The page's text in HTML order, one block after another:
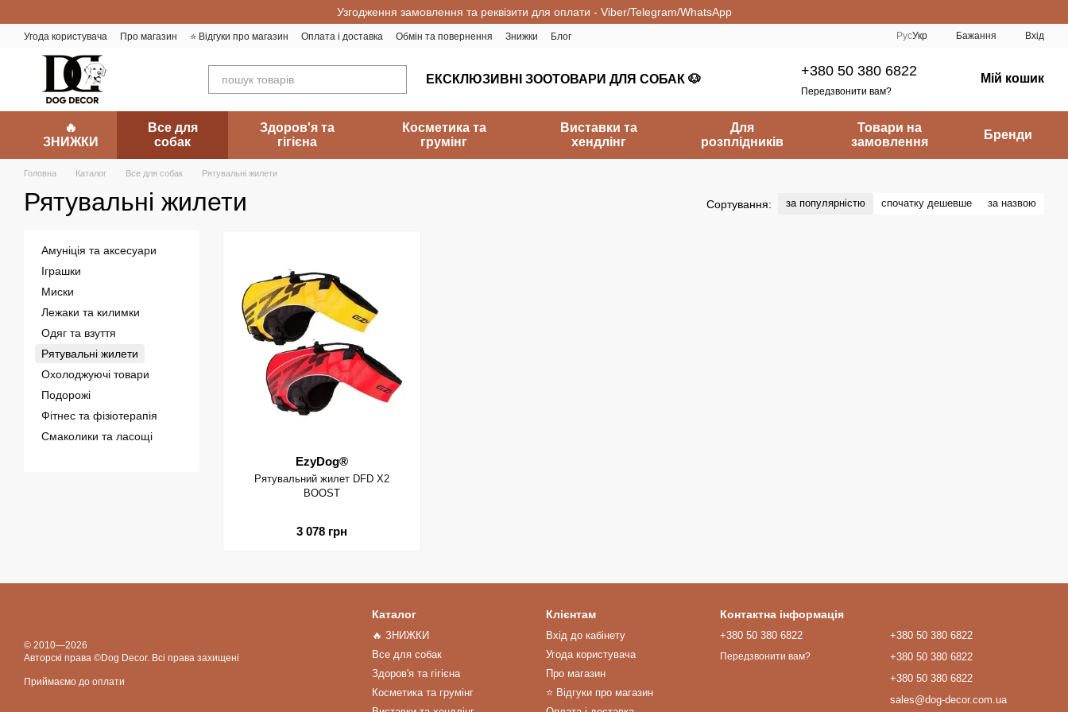
Узгодження замовлення та реквізити для оплати - Viber/Telegram/WhatsApp
Угода користувача Про магазин ⭐️ Відгуки про магазин Оплата і доставка Обмін та повернення Знижки Блог РусУкр Бажання Вхід
ЕКСКЛЮЗИВНІ ЗООТОВАРИ ДЛЯ СОБАК 🐶
+380 50 380 6822
Передзвонити вам?
Мій кошик
🔥
ЗНИЖКИ
Все для
собак
Здоров'я та
гігієна
Косметика та
грумінг
Виставки та
хендлінг
Для
розплідників
Товари на
замовлення
Бренди
Головна Каталог Все для собак Рятувальні жилети
Рятувальні жилети Сортування: за популярністю спочатку дешевше за назвою
EzyDog®
Рятувальний жилет DFD X2
BOOST
3 078 грн
Амуніція та аксесуари
Іграшки
Миски
Лежаки та килимки
Одяг та взуття
Рятувальні жилети
Охолоджуючі товари
Подорожі
Фітнес та фізіотерапія
Смаколики та ласощі
© 2010—2026
Авторскі права ©Dog Decor. Всі права захищені
Приймаємо до оплати
Каталог
🔥 ЗНИЖКИ
Все для собак
Здоров'я та гігієна
Косметика та грумінг
Клієнтам
Вхід до кабінету
Угода користувача
Про магазин
⭐️ Відгуки про магазин
Контактна інформація
+380 50 380 6822
Передзвонити вам?
+380 50 380 6822
+380 50 380 6822
+380 50 380 6822
sales@dog-decor.com.ua